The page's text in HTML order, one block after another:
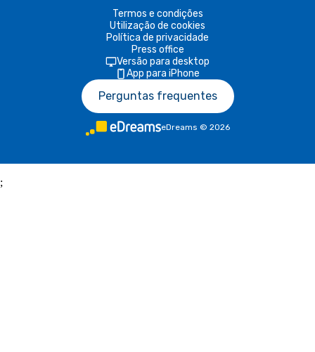
Termos e condições
Utilização de cookies
Política de privacidade
Press office
Versão para desktop
App para iPhone
Perguntas frequentes
eDreams © 2026
;